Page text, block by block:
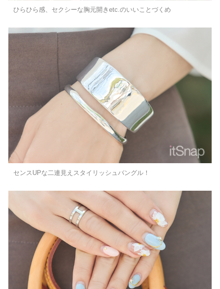
ひらひら感、セクシーな胸元開きetc.のいいことづくめ
センスUPな二連見えスタイリッシュバングル！